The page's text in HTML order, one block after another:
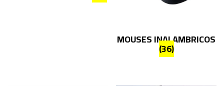
MOUSES INALAMBRICOS
(36)